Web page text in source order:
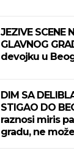
JEZIVE SCENE
GLAVNOG
devojku u
DIM SA
STIGAO DO
raznosi miris
gradu, ne